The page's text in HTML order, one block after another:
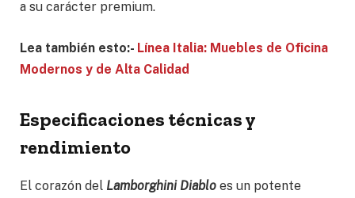
a su carácter premium.
Lea también esto:- Línea Italia: Muebles de Oficina
Modernos y de Alta Calidad
Especificaciones técnicas y
rendimiento
El corazón del Lamborghini Diablo es un potente